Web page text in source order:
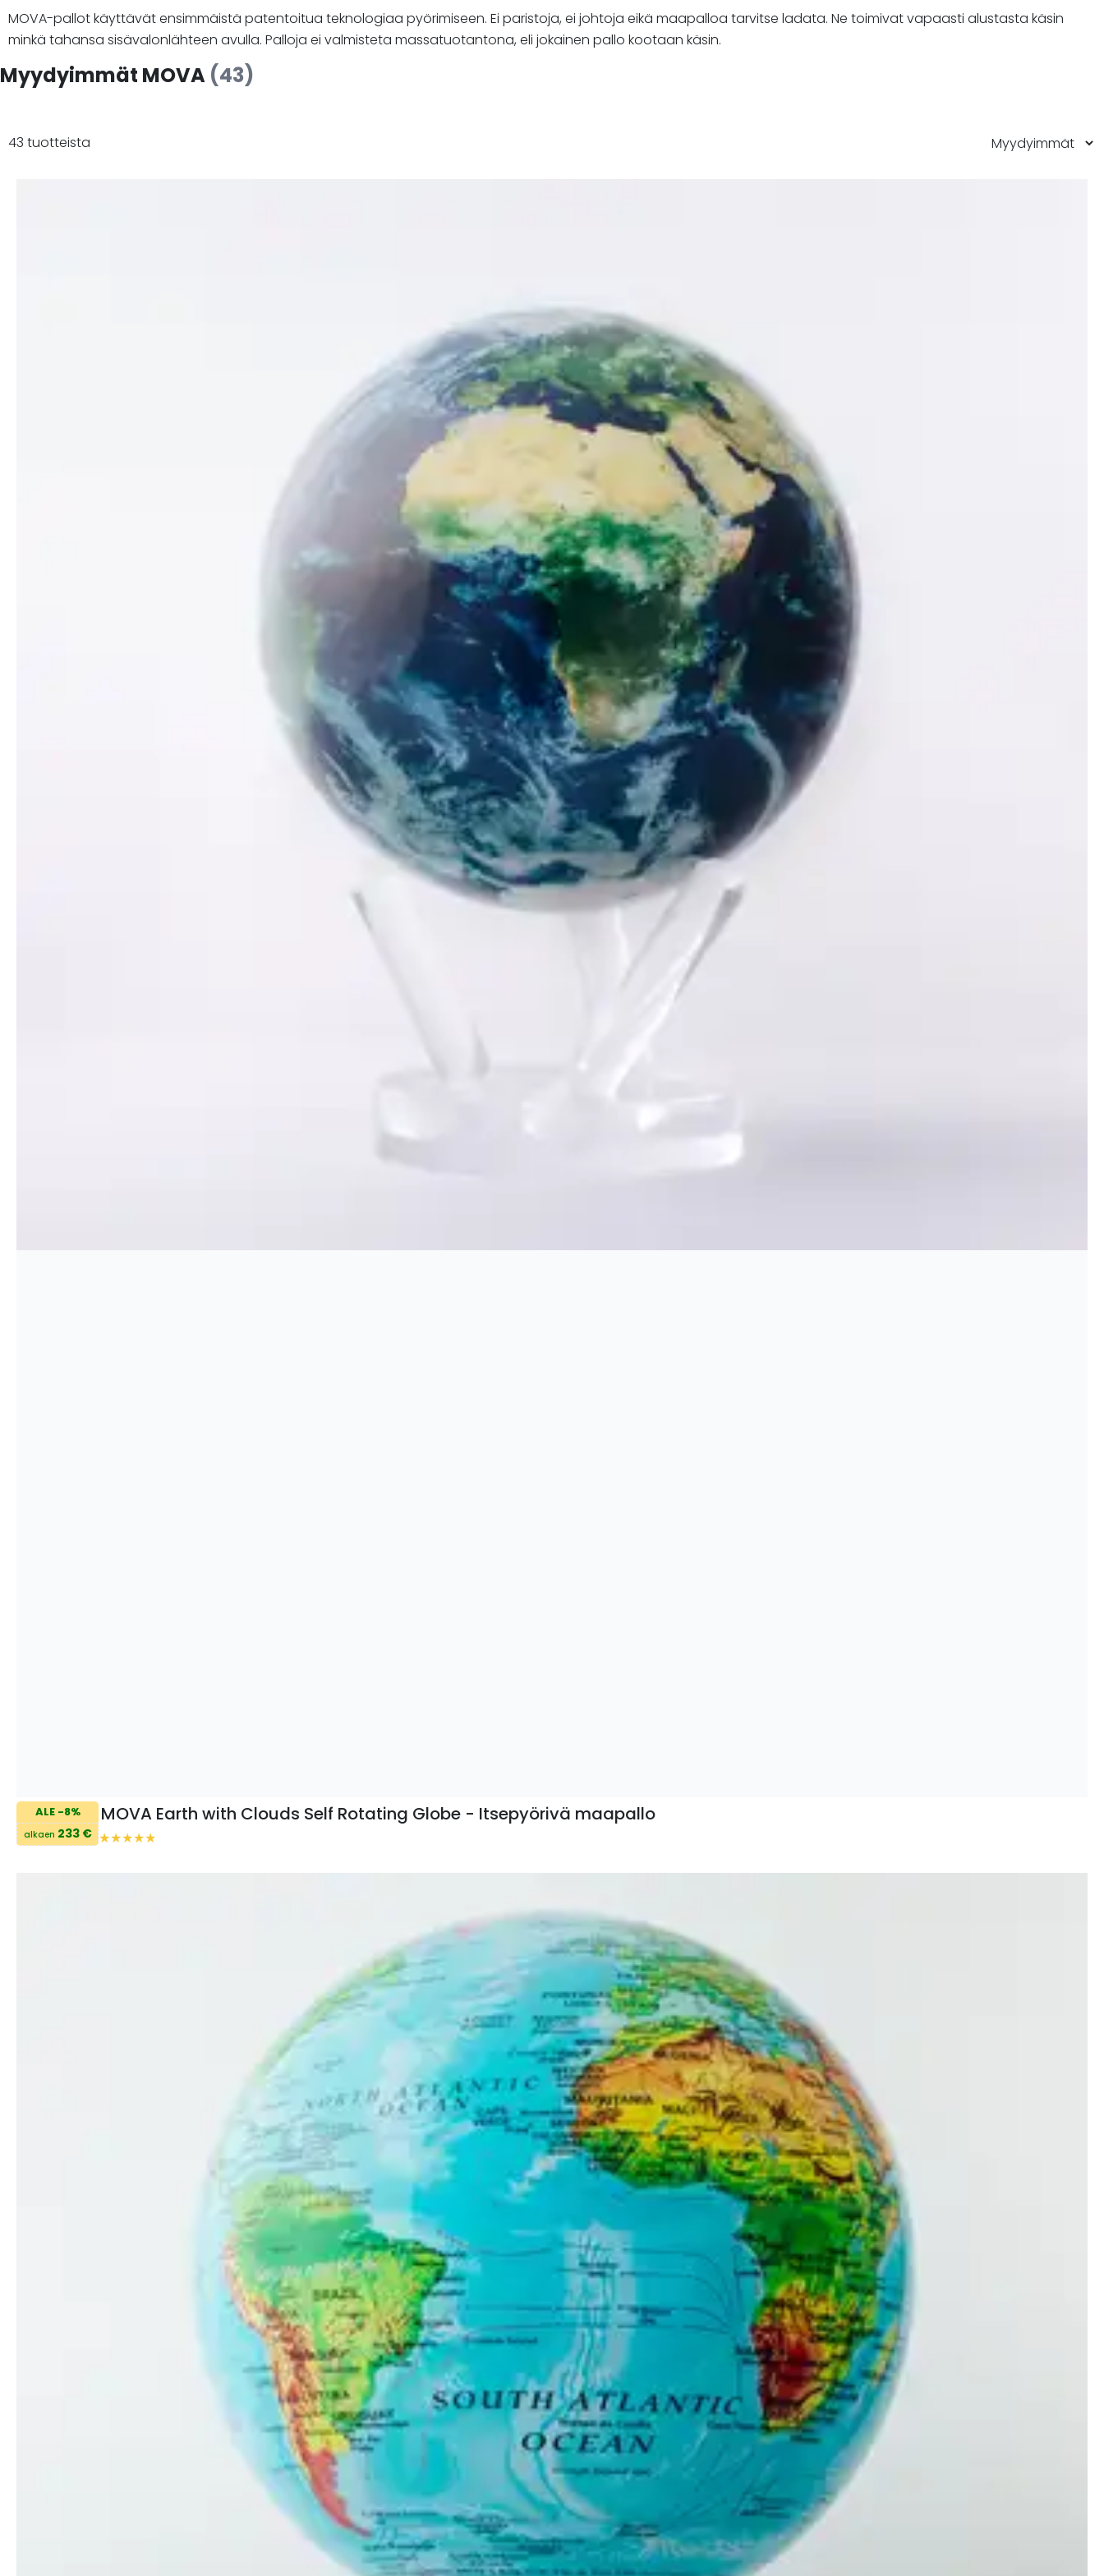
MOVA-pallot käyttävät ensimmäistä patentoitua teknologiaa pyörimiseen. Ei paristoja, ei johtoja eikä maapalloa tarvitse ladata. Ne toimivat vapaasti alustasta käsin
minkä tahansa sisävalonlähteen avulla. Palloja ei valmisteta massatuotantona, eli jokainen pallo kootaan käsin.
Myydyimmät MOVA (43)
43 tuotteista
ALE -8%
alkaen 233 €
MOVA Earth with Clouds Self Rotating Globe - Itsepyörivä maapallo